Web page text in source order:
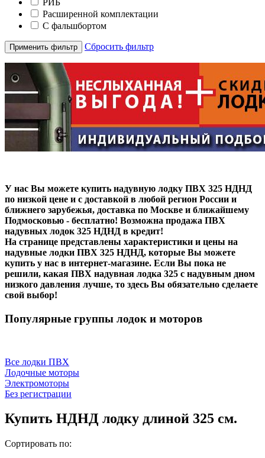
Расширенной комплектации
С фальшбортом
Применить фильтр Сбросить фильтр
У нас Вы можете купить надувную лодку ПВХ 325 НДНД
по низкой цене и с доставкой в любой регион России и
ближнего зарубежья, доставка по Москве и ближайшему
Подмосковью - бесплатно! Возможна продажа ПВХ
надувных лодок 325 НДНД в кредит!
На странице представлены характеристики и цены на
надувные лодки ПВХ 325 НДНД, которые Вы можете
купить у нас в интернет-магазине. Если Вы пока не
решили, какая ПВХ надувная лодка 325 с надувным дном
низкого давления лучше, то здесь Вы обязательно сделаете
свой выбор!
Популярные группы лодок и моторов
Все лодки ПВХ
Лодочные моторы
Электромоторы
Без регистрации
Купить НДНД лодку длиной 325 см.
Сортировать по: